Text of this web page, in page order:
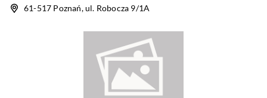
61-517 Poznań, ul. Robocza 9/1A